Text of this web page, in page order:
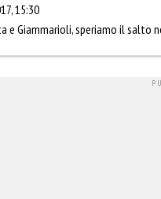
15:30
e Giammarioli, speriamo il salto